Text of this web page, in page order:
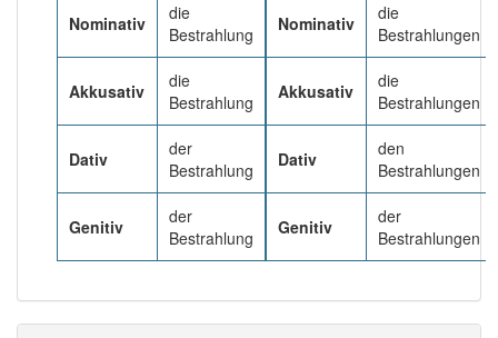
91% unserer Spielapp-Nutzer haben den Artikel
Nominativ
die
Bestrahlung
Akkusativ
die
Bestrahlung
Dativ
der
Bestrahlung
Genitiv
der
Bestrahlung
Nominativ
die
Bestrahlungen
Akkusativ
die
Bestrahlungen
Dativ
den
Bestrahlungen
Genitiv
der
Bestrahlungen